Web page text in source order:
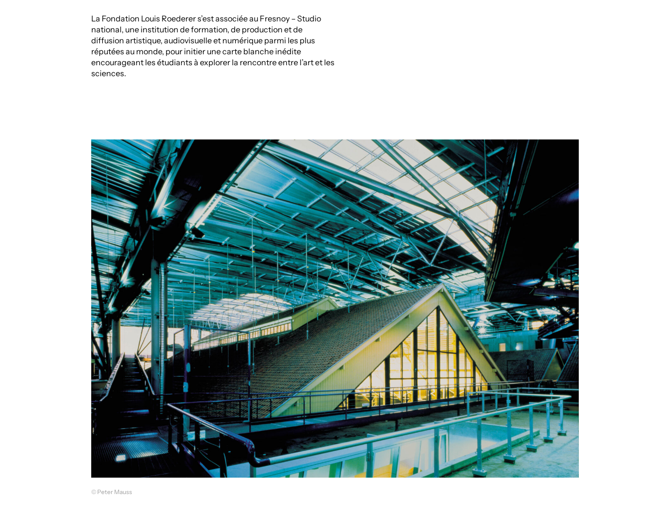
La Fondation Louis Roederer s’est associée au Fresnoy – Studio
national, une institution de formation, de production et de
diffusion artistique, audiovisuelle et numérique parmi les plus
réputées au monde, pour initier une carte blanche inédite
encourageant les étudiants à explorer la rencontre entre l’art et les
sciences.
© Peter Mauss